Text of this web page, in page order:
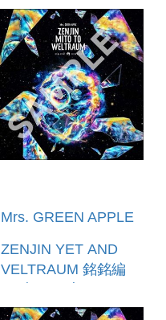
BLU-RAY) (環球官方
進口)(預購至5/18
12:00止)
Mrs. GREEN APPLE
ZENJIN YET AND
VELTRAUM 銘銘編
BOX(2DVD+GOODS)